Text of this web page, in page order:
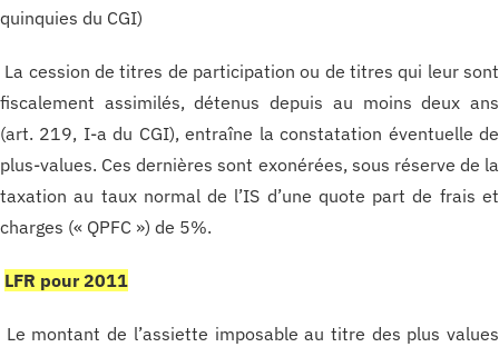
quinquies du CGI)
La cession de titres de participation ou de titres qui leur sont
fiscalement assimilés, détenus depuis au moins deux ans
(art. 219, I-a du CGI), entraîne la constatation éventuelle de
plus-values. Ces dernières sont exonérées, sous réserve de la
taxation au taux normal de l’IS d’une quote part de frais et
charges (« QPFC ») de 5%.
LFR pour 2011
Le montant de l’assiette imposable au titre des plus values